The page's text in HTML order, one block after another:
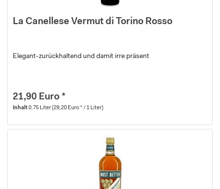
La Canellese Vermut di Torino Rosso
Elegant-zurückhaltend und damit irre präsent
21,90 Euro *
Inhalt0.75 Liter(29,20 Euro * / 1 Liter)